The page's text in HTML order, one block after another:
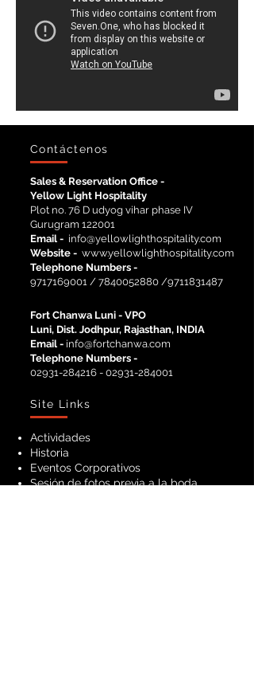
Contáctenos
Sales & Reservation Office -
Yellow Light Hospitality
Plot no. 76 D udyog vihar phase IV
Gurugram 122001
Email - info@yellowlighthospitality.com
Website - www.yellowlighthospitality.com
Telephone Numbers -
9717169001 / 7840052880 /9711831487
Fort Chanwa Luni - VPO
Luni, Dist. Jodhpur, Rajasthan, INDIA
Email - info@fortchanwa.com
Telephone Numbers -
02931-284216 - 02931-284001
Site Links
Actividades
Historia
Eventos Corporativos
Sesión de fotos previa a la boda